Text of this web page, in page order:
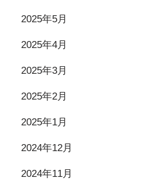
2025年5月
2025年4月
2025年3月
2025年2月
2025年1月
2024年12月
2024年11月